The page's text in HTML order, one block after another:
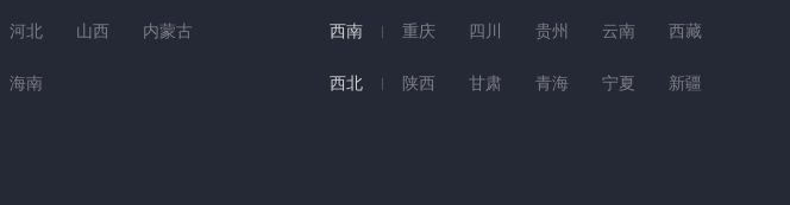
河北 山西 内蒙古 西南 重庆 四川 贵州 云南 西藏
海南 西北 陕西 甘肃 青海 宁夏 新疆